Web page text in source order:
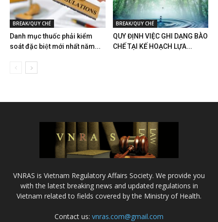
BREAK/QUY CHẾ
Danh mục thuốc phải kiểm
soát đặc biệt mới nhất năm...
BREAK/QUY CHẾ
QUY ĐỊNH VIỆC GHI DẠNG BÀO
CHẾ TẠI KẾ HOẠCH LỰA...
VNRAS is Vietnam Regulatory Affairs Society. We provide you
with the latest breaking news and updated regulations in
Vietnam related to fields covered by the Ministry of Health.
Contact us: vnras.com@gmail.com